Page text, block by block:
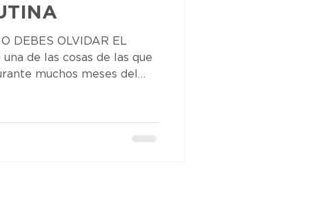
DEBES OLVIDAR EL
de las cosas de las que
muchos meses del